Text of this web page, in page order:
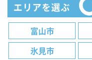
エリアを選ぶ
富山市
氷見市